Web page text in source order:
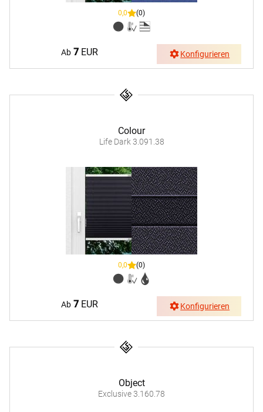
0,0 (0)
Ab 7EUR Konfigurieren
Colour
Life Dark 3.091.38
0,0 (0)
Ab 7EUR Konfigurieren
Object
Exclusive 3.160.78